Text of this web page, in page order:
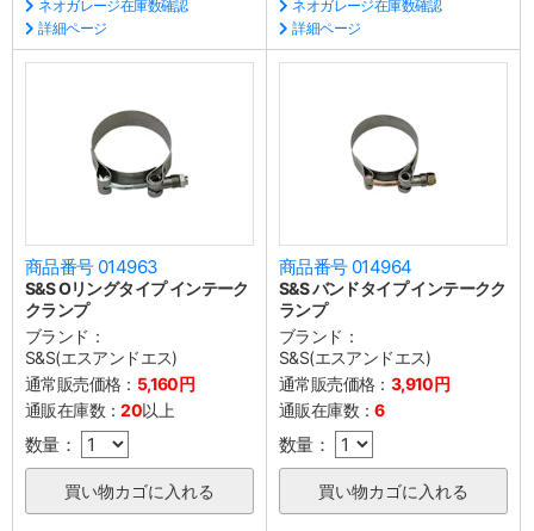
ネオガレージ在庫数確認
詳細ページ
ネオガレージ在庫数確認
詳細ページ
商品番号 014963
S&S Oリングタイプ インテーク
クランプ
ブランド：
S&S(エスアンドエス)
通常販売価格： 5,160円
通販在庫数：20以上
数量：
商品番号 014964
S&S バンドタイプ インテークク
ランプ
ブランド：
S&S(エスアンドエス)
通常販売価格： 3,910円
通販在庫数：6
数量：